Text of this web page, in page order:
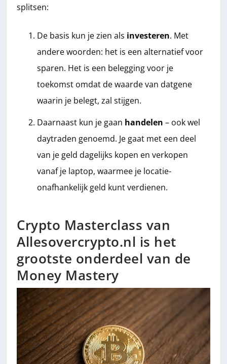
splitsen:
De basis kun je zien als investeren. Met
andere woorden: het is een alternatief voor
sparen. Het is een belegging voor je
toekomst omdat de waarde van datgene
waarin je belegt, zal stijgen.
Daarnaast kun je gaan handelen – ook wel
daytraden genoemd. Je gaat met een deel
van je geld dagelijks kopen en verkopen
vanaf je laptop, waarmee je locatie-
onafhankelijk geld kunt verdienen.
Crypto Masterclass van
Allesovercrypto.nl is het
grootste onderdeel van de
Money Mastery